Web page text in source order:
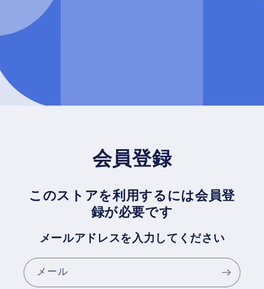
会員登録
このストアを利用するには会員登
録が必要です
メールアドレスを入力してください
メール